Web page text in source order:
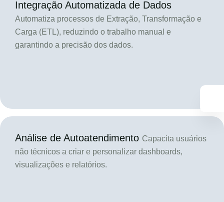
Integração Automatizada de Dados
Automatiza processos de Extração, Transformação e
Carga (ETL), reduzindo o trabalho manual e
garantindo a precisão dos dados.
Análise de Autoatendimento Capacita usuários
não técnicos a criar e personalizar dashboards,
visualizações e relatórios.